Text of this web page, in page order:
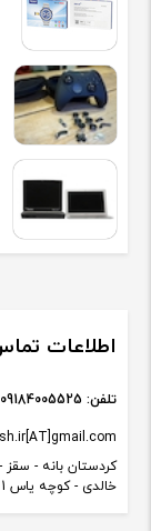
اطلاعات
کردستان بانه -
خالدی - کوچه یاس 1 - پلاک : 0 - طبقه : 1 08736248237 - 08736227961
تلفن: 09184005525